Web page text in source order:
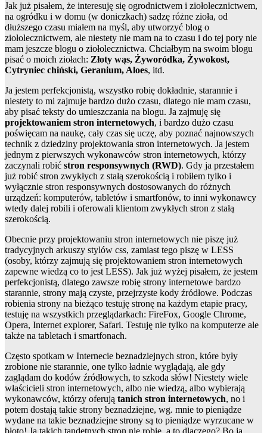
Jak już pisałem, że interesuję się ogrodnictwem i ziołolecznictwem,
na ogródku i w domu (w doniczkach) sadzę różne zioła, od
dłuższego czasu miałem na myśl, aby utworzyć blog o
ziołolecznictwem, ale niestety nie mam na to czasu i do tej pory nie
mam jeszcze blogu o ziołolecznictwa. Chciałbym na swoim blogu
pisać o moich ziołach: Złoty wąs, Żyworódka, Żywokost,
Cytryniec chiński, Geranium, Aloes, itd.
Ja jestem perfekcjonistą, wszystko robię dokładnie, starannie i
niestety to mi zajmuje bardzo dużo czasu, dlatego nie mam czasu,
aby pisać teksty do umieszczania na blogu. Ja zajmuję się
projektowaniem stron internetowych, i bardzo dużo czasu
poświęcam na naukę, cały czas się uczę, aby poznać najnowszych
technik z dziedziny projektowania stron internetowych. Ja jestem
jednym z pierwszych wykonawców stron internetowych, którzy
zaczynali robić stron responsywnych (RWD). Gdy ja przestałem
już robić stron zwykłych z stałą szerokością i robiłem tylko i
wyłącznie stron responsywnych dostosowanych do różnych
urządzeń: komputerów, tabletów i smartfonów, to inni wykonawcy
wtedy dalej robili i oferowali klientom zwykłych stron z stałą
szerokością.
Obecnie przy projektowaniu stron internetowych nie piszę już
tradycyjnych arkuszy stylów css, zamiast tego piszę w LESS
(osoby, którzy zajmują się projektowaniem stron internetowych
zapewne wiedzą co to jest LESS). Jak już wyżej pisałem, że jestem
perfekcjonistą, dlatego zawsze robię strony internetowe bardzo
starannie, strony mają czyste, przejrzyste kody źródłowe. Podczas
robienia strony na bieżąco testuję stronę na każdym etapie pracy,
testuję na wszystkich przeglądarkach: FireFox, Google Chrome,
Opera, Internet explorer, Safari. Testuję nie tylko na komputerze ale
także na tabletach i smartfonach.
Często spotkam w Internecie beznadziejnych stron, które były
zrobione nie starannie, one tylko ładnie wyglądają, ale gdy
zaglądam do kodów źródłowych, to szkoda słów! Niestety wiele
właścicieli stron internetowych, albo nie wiedzą, albo wybierają
wykonawców, którzy oferują tanich stron internetowych, no i
potem dostają takie strony beznadziejne, wg. mnie to pieniądze
wydane na takie beznadziejne strony są to pieniądze wyrzucane w